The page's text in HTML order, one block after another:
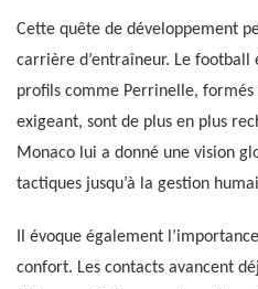
Cette quête de développement
carrière d’entraîneur. Le
profils comme Perrinelle,
exigeant, sont de plus en plus
Monaco lui a donné une vision
tactiques jusqu’à la gestion
Il évoque également
confort. Les contacts avancent